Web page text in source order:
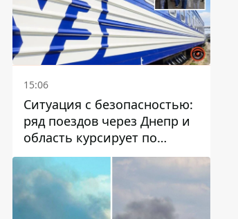
15:06
Ситуация с безопасностью:
ряд поездов через Днепр и
область курсирует по
измененному маршруту, а
часть пути заменили
автобусами и электричками